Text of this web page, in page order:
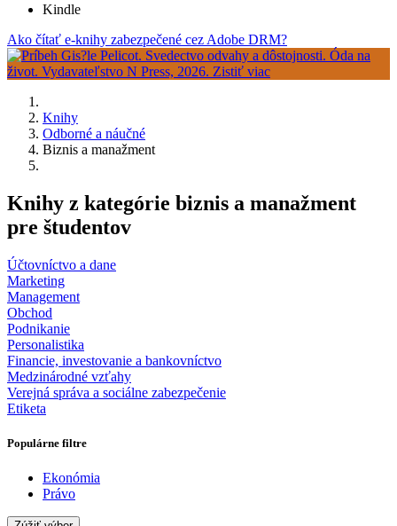
Kindle
Ako čítať e-knihy zabezpečené cez Adobe DRM?
Knihy
Odborné a náučné
Biznis a manažment
Knihy z kategórie biznis a manažment
pre študentov
Účtovníctvo a dane
Marketing
Management
Obchod
Podnikanie
Personalistika
Financie, investovanie a bankovníctvo
Medzinárodné vzťahy
Verejná správa a sociálne zabezpečenie
Etiketa
Populárne filtre
Ekonómia
Právo